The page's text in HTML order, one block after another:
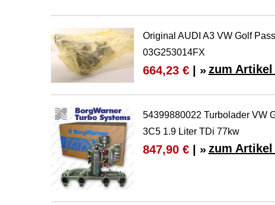
Original AUDI A3 VW Golf
03G253014FX
664,23 €| » zum Artikel
54399880022 Turbolader VW
3C5 1.9 Liter TDi 77kw
847,90 €| » zum Artikel